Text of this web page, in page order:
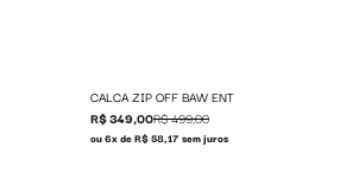
CALCA ZIP OFF BAW ENT
R$ 349,00R$ 499,00
ou 6x de R$ 58,17 sem juros